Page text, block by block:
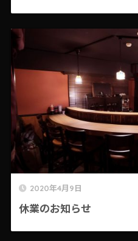
2020年4月9日
休業のお知らせ